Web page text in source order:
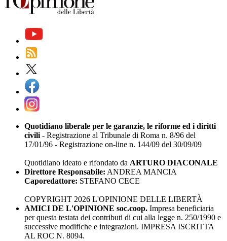
Quotidiano liberale per le garanzie, le riforme ed i diritti
civili- Registrazione al Tribunale di Roma n. 8/96 del
17/01/96 - Registrazione on-line n. 144/09 del 30/09/09
Quotidiano ideato e rifondato da ARTURO DIACONALE
Direttore Responsabile: ANDREA MANCIA
Caporedattore: STEFANO CECE
COPYRIGHT 2026 L'OPINIONE DELLE LIBERTÀ
AMICI DE L'OPINIONE soc.coop. Impresa beneficiaria
per questa testata dei contributi di cui alla legge n. 250/1990 e
successive modifiche e integrazioni. IMPRESA ISCRITTA
AL ROC N. 8094.